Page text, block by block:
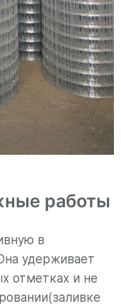
работы
в
удерживает
отметках и не